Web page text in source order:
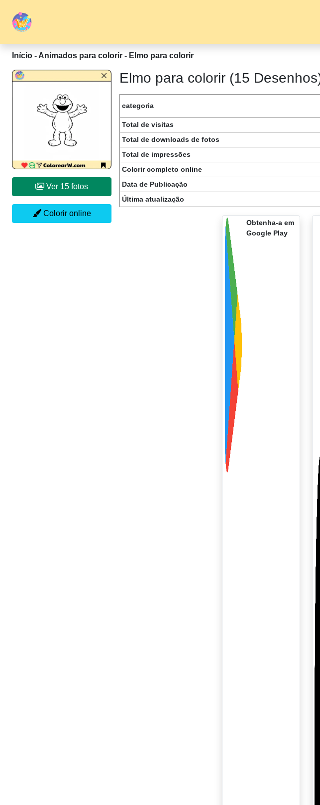
Início - Animados para colorir - Elmo para colorir
Ver 15 fotos
Colorir online
Elmo para colorir (15
categoria
Total de visitas
Total de downloads de fotos
Total de impressões
Colorir completo online
Data de Publicação
Última atualização
Obtenha-a em
Google Play